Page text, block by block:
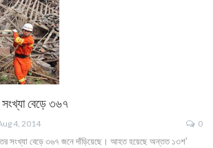
সংখ্যা বেড়ে ৩৬৭
4, 2014 0
সংখ্যা বেড়ে ৩৬৭ জনে দাঁড়িয়েছে। আহত হয়েছে অন্তত ১৩শ’